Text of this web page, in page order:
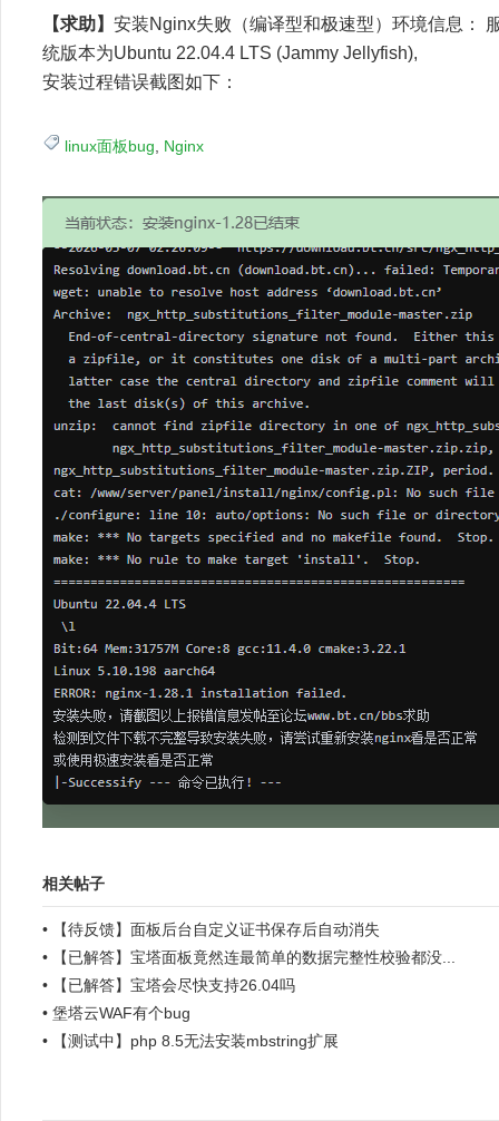
【求助】 安装Nginx失败（编译型和极速型）环境信息：
统版本为Ubuntu 22.04.4 LTS (Jammy Jellyfish),
安装过程错误截图如下：
linux面板bug Nginx
相关帖子
•
【待反馈】面板后台自定义证书保存后自动消失
•
【已解答】宝塔面板竟然连最简单的数据完整性校验都没...
•
【已解答】宝塔会尽快支持26.04吗
• 堡塔云WAF有个bug
•
【测试中】php 8.5无法安装mbstring扩展